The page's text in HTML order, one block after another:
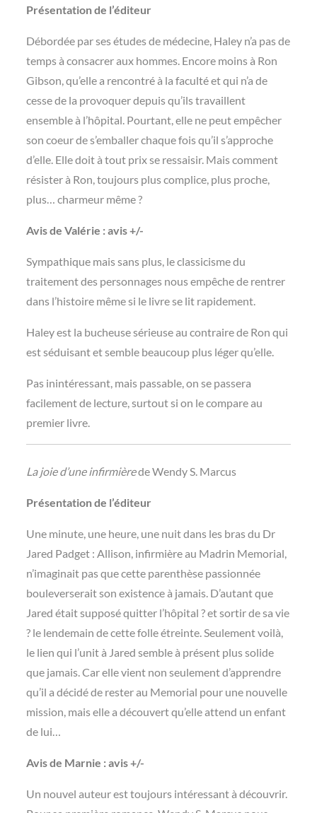
Présentation de l’éditeur
Débordée par ses études de médecine, Haley n’a pas de
temps à consacrer aux hommes. Encore moins à Ron
Gibson, qu’elle a rencontré à la faculté et qui n’a de
cesse de la provoquer depuis qu’ils travaillent
ensemble à l’hôpital. Pourtant, elle ne peut empêcher
son coeur de s’emballer chaque fois qu’il s’approche
d’elle. Elle doit à tout prix se ressaisir. Mais comment
résister à Ron, toujours plus complice, plus proche,
plus… charmeur même ?
Avis de Valérie : avis +/-
Sympathique mais sans plus, le classicisme du
traitement des personnages nous empêche de rentrer
dans l’histoire même si le livre se lit rapidement.
Haley est la bucheuse sérieuse au contraire de Ron qui
est séduisant et semble beaucoup plus léger qu’elle.
Pas inintéressant, mais passable, on se passera
facilement de lecture, surtout si on le compare au
premier livre.
La joie d’une infirmièrede Wendy S. Marcus
Présentation de l’éditeur
Une minute, une heure, une nuit dans les bras du Dr
Jared Padget : Allison, infirmière au Madrin Memorial,
n’imaginait pas que cette parenthèse passionnée
bouleverserait son existence à jamais. D’autant que
Jared était supposé quitter l’hôpital ? et sortir de sa vie
? le lendemain de cette folle étreinte. Seulement voilà,
le lien qui l’unit à Jared semble à présent plus solide
que jamais. Car elle vient non seulement d’apprendre
qu’il a décidé de rester au Memorial pour une nouvelle
mission, mais elle a découvert qu’elle attend un enfant
de lui…
Avis de Marnie : avis +/-
Un nouvel auteur est toujours intéressant à découvrir.